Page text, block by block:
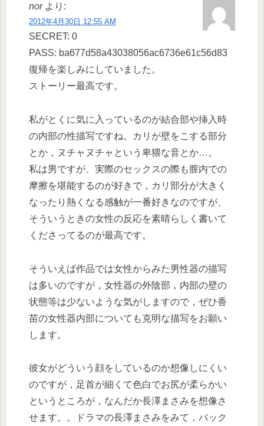
nor より:
2012年4月30日 12:55 AM
SECRET: 0
PASS: ba677d58a43038056ac6736e61c56d83
復帰を楽しみにしていました。
ストーリー最高です。
私がとくに気に入っているのが結合部や挿入時
の内部の性描写ですね。カリが壁をこする部分
とか，ヌチャヌチャという卑猥な音とか…。
私は男ですが、実際のセックスの際も膣内での
摩擦を堪能するのが好きで，カリ部分が大きく
なったり熱くなる感触が一番好きなのですが、
そういうときの女性の反応を素晴らしく書いて
くださってるのが最高です。
そういえば作品では女性からみた男性器の描写
は多いのですが，女性器の外陰部，内部の壁の
状態等は少ないような気がしますので，ぜひ香
苗の女性器内部についても克明な描写をお願い
します。
彼女がどういう顔をしているのか想像しにくい
のですが，足首が細くて色白でお尻が柔らかい
というところが，なんだか長澤まさみを想像さ
せます。。ドラマの長澤まさみをみて，バック